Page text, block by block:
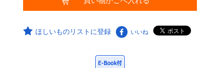
ほしいものリストに登録 いいね